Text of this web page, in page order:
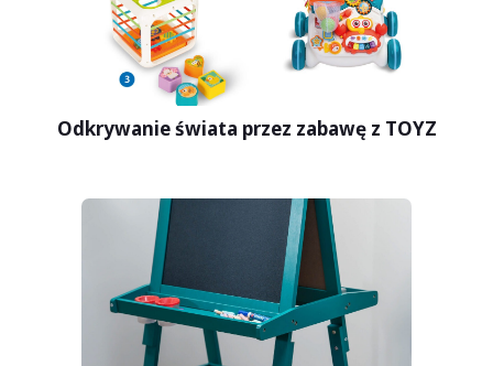
Odkrywanie świata przez zabawę z TOYZ